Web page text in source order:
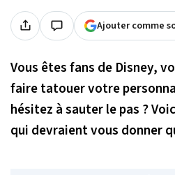
Ajouter comme
Vous êtes fans de Disney,
faire tatouer votre
hésitez à sauter le pas ?
qui devraient vous donner